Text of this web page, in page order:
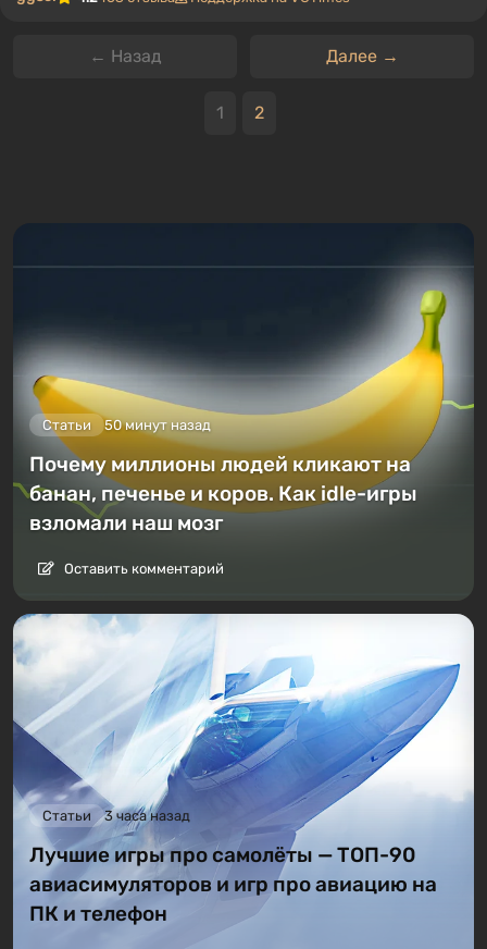
← Назад Далее →
1 2
Статьи 50 минут назад
Почему миллионы людей кликают на
банан, печенье и коров. Как idle-игры
взломали наш мозг
Оставить комментарий
Статьи 3 часа назад
Лучшие игры про самолёты — ТОП-90
авиасимуляторов и игр про авиацию на
ПК и телефон